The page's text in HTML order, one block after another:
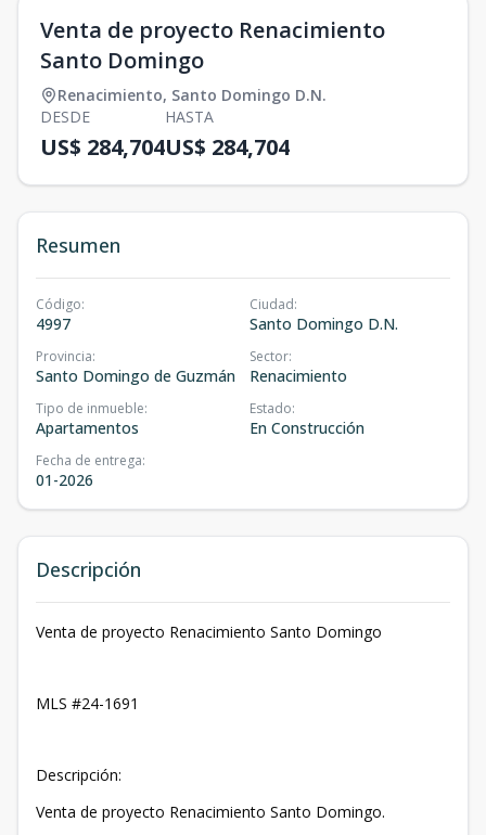
Venta de proyecto Renacimiento
Santo Domingo
Renacimiento, Santo Domingo D.N.
DESDE
US$ 284,704
HASTA
US$ 284,704
Resumen
Código:
4997
Ciudad:
Santo Domingo D.N.
Provincia:
Santo Domingo de Guzmán
Sector:
Renacimiento
Tipo de inmueble:
Apartamentos
Estado:
En Construcción
Fecha de entrega:
01-2026
Descripción
Venta de proyecto Renacimiento Santo Domingo
MLS #24-1691
Descripción:
Venta de proyecto Renacimiento Santo Domingo.